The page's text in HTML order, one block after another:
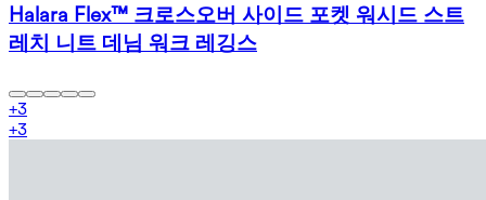
Halara Flex™ 크로스오버 사이드 포켓 워시드 스트
레치 니트 데님 워크 레깅스
+3
+3